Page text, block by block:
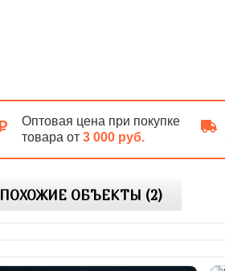
Оптовая цена при покупке
товара от 3 000 руб.
ПОХОЖИЕ ОБЪЕКТЫ (2)